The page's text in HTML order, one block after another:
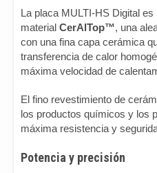
La placa MULTI-HS Digital
material CerAlTop™, una
con una fina capa cerámica
transferencia de calor
máxima velocidad de
El fino revestimiento de
los productos químicos y los
máxima resistencia y
Potencia y precisión